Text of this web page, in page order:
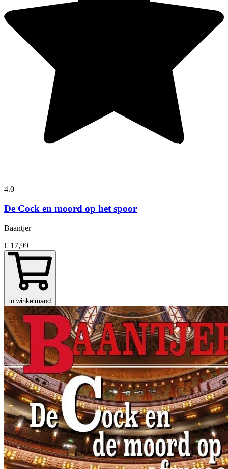
4.0
De Cock en moord op het spoor
Baantjer
€ 17,99
in winkelmand